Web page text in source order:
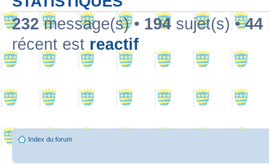
232message(s) • 194 sujet(s) •44
récent est reactif
Index du forum